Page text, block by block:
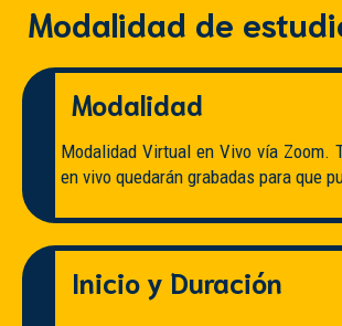
Modalidad de
Modalidad
Modalidad Virtual en Vivo vía Zoom.
en vivo quedarán grabadas para que
Inicio y Duración